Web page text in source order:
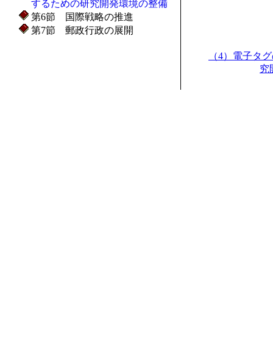
するための研究開発環境の整備
第6節 国際戦略の推進
第7節 郵政行政の展開
（4）電子タ
究